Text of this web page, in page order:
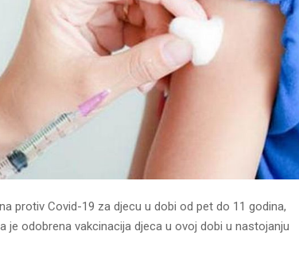
protiv Covid-19 za djecu u dobi od pet do 11 godina,
odobrena vakcinacija djeca u ovoj dobi u nastojanju